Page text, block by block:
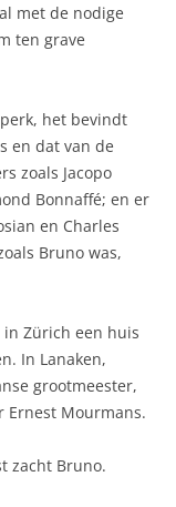
met de nodige
ten grave
het bevindt
en dat van de
zoals Jacopo
Bonnaffé; en er
en Charles
Bruno was,
Zürich een huis
In Lanaken,
grootmeester,
Ernest Mourmans.
zacht Bruno.